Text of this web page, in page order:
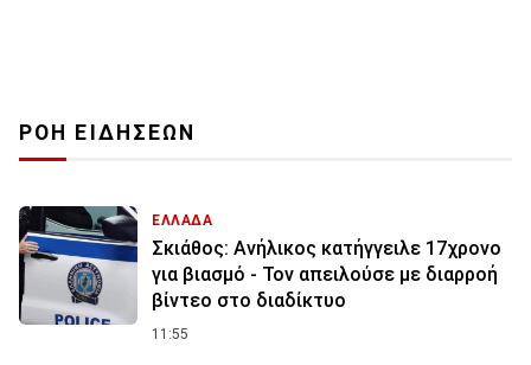
ΡΟΗ ΕΙΔΗΣΕΩΝ
ΕΛΛΑΔΑ
Σκιάθος: Ανήλικος κατήγγειλε 17χρονο
για βιασμό - Τον απειλούσε με διαρροή
βίντεο στο διαδίκτυο
11:55